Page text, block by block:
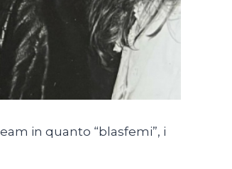
in quanto “blasfemi”, i